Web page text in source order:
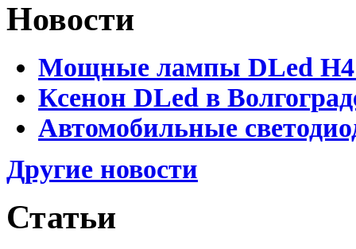
Новости
Мощные лампы DLed H4
Ксенон DLed в
Автомобильные
Другие новости
Статьи